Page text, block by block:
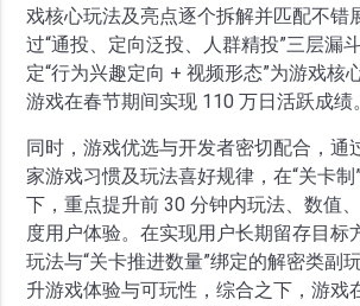
戏核心玩法及亮点逐个拆解并匹配不错
过“通投、定向泛投、人群精投”三层漏
定“行为兴趣定向 + 视频形态”为游戏核
游戏在春节期间实现 110 万日活跃成绩。
同时，游戏优选与开发者密切配合，通
家游戏习惯及玩法喜好规律，在“关卡制
下，重点提升前 30 分钟内玩法、数值
度用户体验。在实现用户长期留存目标
玩法与“关卡推进数量”绑定的解密类副
升游戏体验与可玩性，综合之下，游戏